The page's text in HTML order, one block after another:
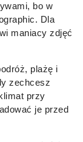
bo w
Dla
maniacy zdjęć
plażę i
zechcesz
przy
je przed